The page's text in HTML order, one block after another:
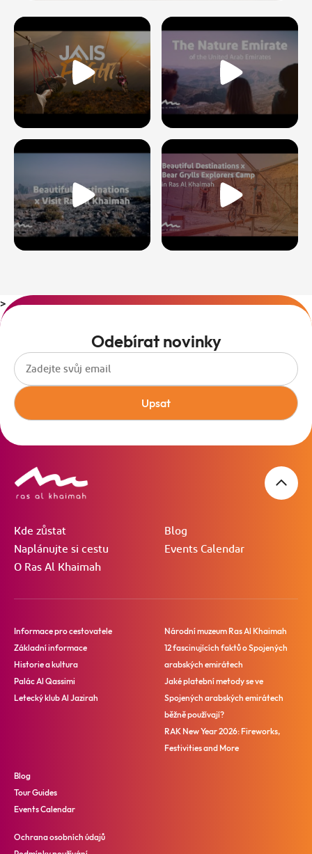
>
Odebírat novinky
Upsat
Kde zůstat
Naplánujte si cestu
O Ras Al Khaimah
Blog
Events Calendar
Informace pro cestovatele
Základní informace
Historie a kultura
Palác Al Qassimi
Letecký klub Al Jazirah
Národní muzeum Ras Al Khaimah
12 fascinujících faktů o Spojených
arabských emirátech
Jaké platební metody se ve
Spojených arabských emirátech
běžně používají?
RAK New Year 2026: Fireworks,
Festivities and More
Blog
Tour Guides
Events Calendar
Ochrana osobních údajů